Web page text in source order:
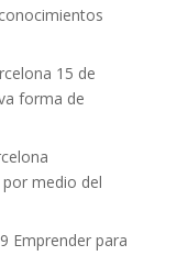
15 de
forma de
medio del
Emprender para